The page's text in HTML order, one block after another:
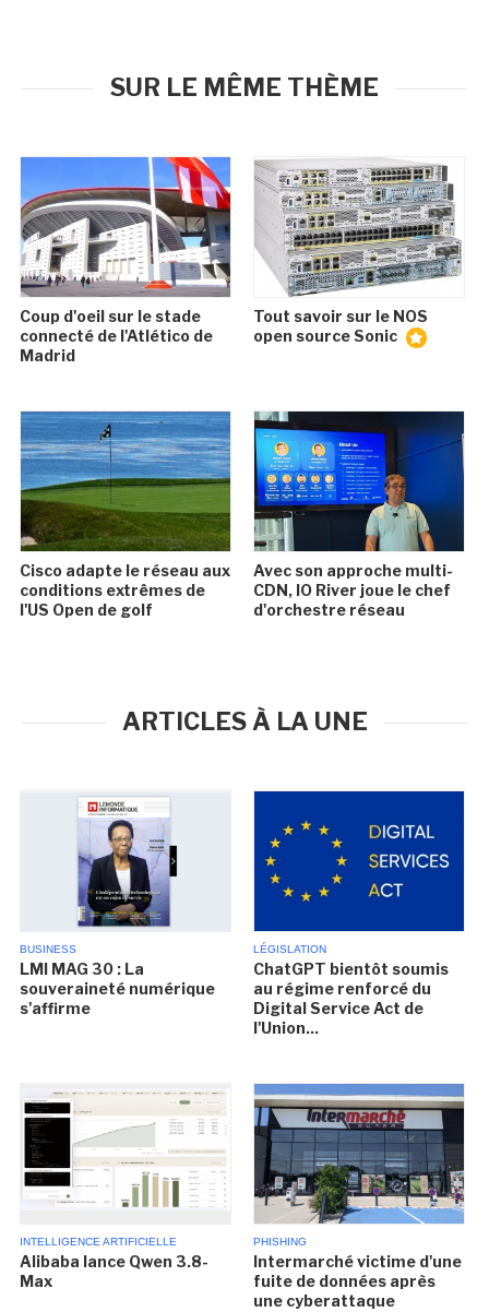
SUR LE MÊME THÈME
Coup d'oeil sur le stade
connecté de l'Atlético de
Madrid
Tout savoir sur le NOS
open source Sonic
Cisco adapte le réseau aux
conditions extrêmes de
l'US Open de golf
Avec son approche multi-
CDN, IO River joue le chef
d'orchestre réseau
ARTICLES À LA UNE
BUSINESS
LMI MAG 30 : La
souveraineté numérique
s'affirme
LÉGISLATION
ChatGPT bientôt soumis
au régime renforcé du
Digital Service Act de
l'Union...
INTELLIGENCE ARTIFICIELLE
Alibaba lance Qwen 3.8-
Max
PHISHING
Intermarché victime d'une
fuite de données après
une cyberattaque